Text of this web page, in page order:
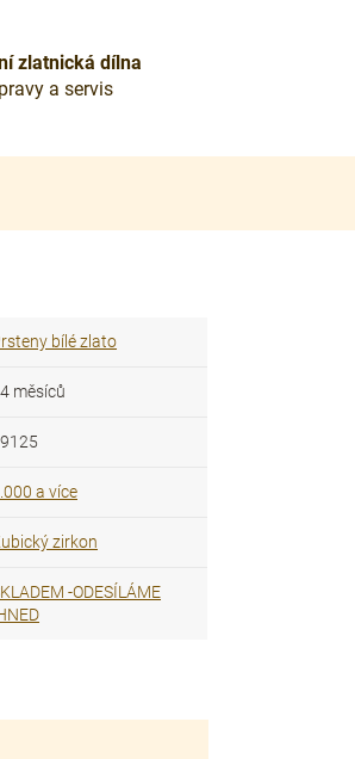
zlatnická dílna
a servis
bílé zlato
měsíců
a více
zirkon
-ODESÍLÁME